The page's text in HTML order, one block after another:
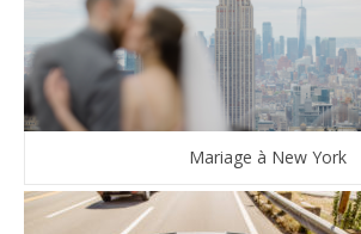
Mariage à New York